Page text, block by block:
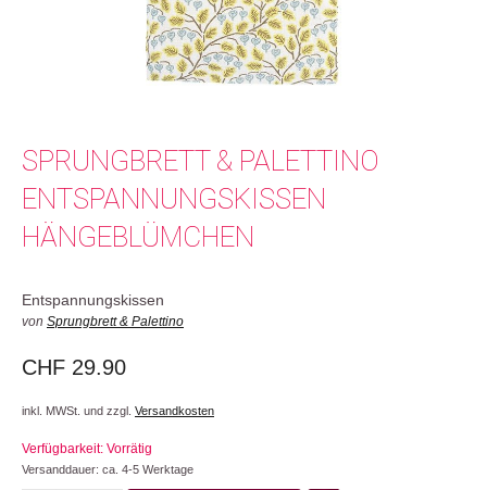
SPRUNGBRETT & PALETTINO
ENTSPANNUNGSKISSEN
HÄNGEBLÜMCHEN
Entspannungskissen
von Sprungbrett & Palettino
CHF 29.90
inkl. MWSt. und zzgl. Versandkosten
Verfügbarkeit: Vorrätig
Versanddauer: ca. 4-5 Werktage